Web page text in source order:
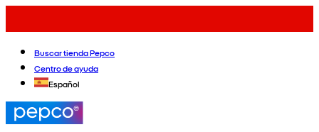
Buscar tienda Pepco
Centro de ayuda
Español